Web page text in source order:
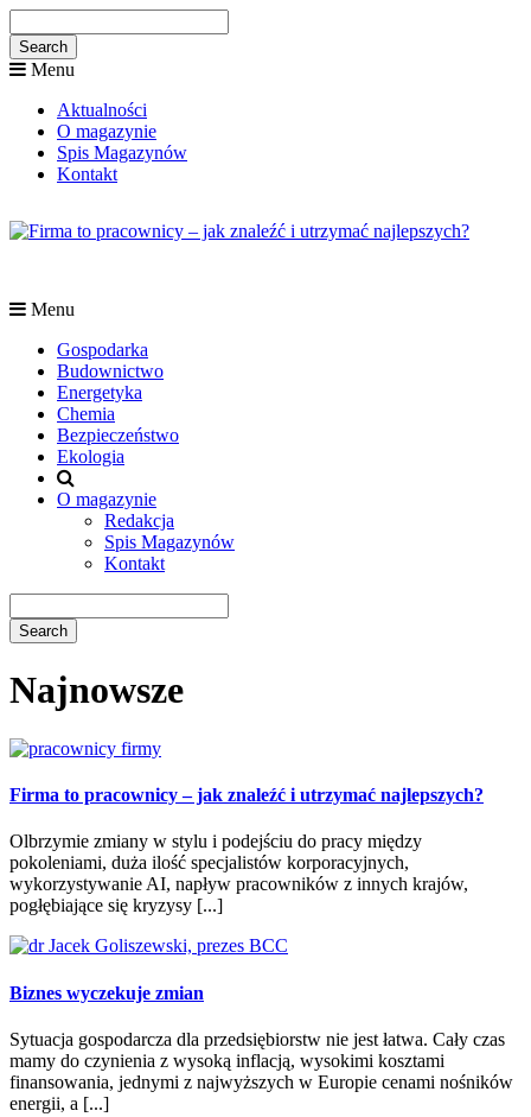
Menu
Aktualności
O magazynie
Spis Magazynów
Kontakt
Menu
Gospodarka
Budownictwo
Energetyka
Chemia
Bezpieczeństwo
Ekologia
O magazynie
Redakcja
Spis Magazynów
Kontakt
Najnowsze
Firma to pracownicy – jak znaleźć i utrzymać najlepszych?
Olbrzymie zmiany w stylu i podejściu do pracy między
pokoleniami, duża ilość specjalistów korporacyjnych,
wykorzystywanie AI, napływ pracowników z innych krajów,
pogłębiające się kryzysy [...]
Biznes wyczekuje zmian
Sytuacja gospodarcza dla przedsiębiorstw nie jest łatwa. Cały czas
mamy do czynienia z wysoką inflacją, wysokimi kosztami
finansowania, jednymi z najwyższych w Europie cenami nośników
energii, a [...]